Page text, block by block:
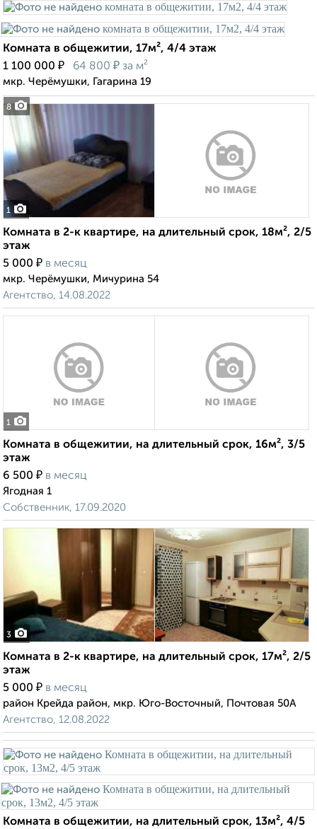
8
Комната в общежитии, 17м², 4/4 этаж
1 100 000 ₽ 64 800 ₽ за м²
мкр. Черёмушки, Гагарина 19
1
Комната в 2-к квартире, на длительный срок, 18м², 2/5
этаж
5 000 ₽ в месяц
мкр. Черёмушки, Мичурина 54
Агентство, 14.08.2022
1
Комната в общежитии, на длительный срок, 16м², 3/5
этаж
6 500 ₽ в месяц
Ягодная 1
Собственник, 17.09.2020
3
Комната в 2-к квартире, на длительный срок, 17м², 2/5
этаж
5 000 ₽ в месяц
район Крейда район, мкр. Юго-Восточный, Почтовая 50А
Агентство, 12.08.2022
Комната в общежитии, на длительный срок, 13м², 4/5